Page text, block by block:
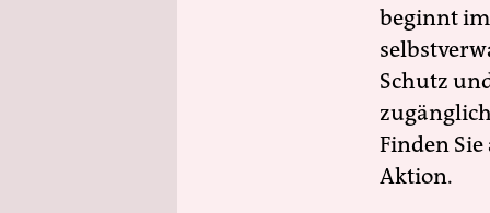
beginnt
Schutz
Finden
Aktion.